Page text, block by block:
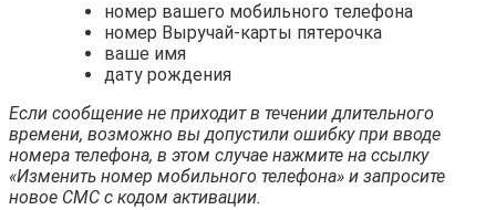
номер вашего мобильного телефона
номер Выручай-карты пятерочка
ваше имя
дату рождения
Если сообщение не приходит в течении длительного
времени, возможно вы допустили ошибку при вводе
номера телефона, в этом случае нажмите на ссылку
«Изменить номер мобильного телефона» и запросите
новое СМС с кодом активации.